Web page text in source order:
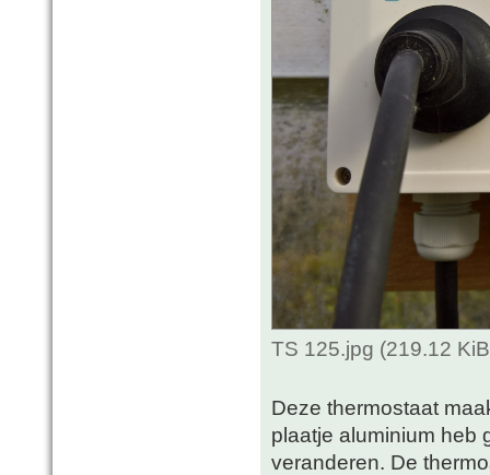
TS 125.jpg (219.12
Deze thermostaat
plaatje aluminium heb
veranderen. De